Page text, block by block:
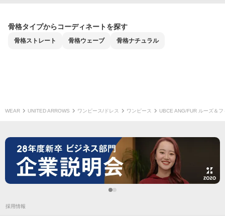
骨格タイプからコーディネートを探す
骨格ストレート 骨格ウェーブ 骨格ナチュラル
WEAR UNITED ARROWS ワンピース/ドレス ワンピース UBCE ANG/FUR ルーズ＆
採用情報